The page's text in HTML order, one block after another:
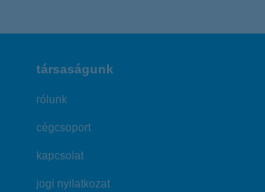
társaságunk
rólunk
cégcsoport
kapcsolat
jogi nyilatkozat